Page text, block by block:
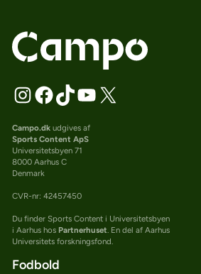
Campo.dkudgives af
Sports Content ApS
Universitetsbyen 71
8000 Aarhus C
Denmark
CVR-nr: 42457450
Du finder Sports Content i Universitetsbyen
i Aarhus hos Partnerhuset. En del af Aarhus
Universitets forskningsfond.
Fodbold